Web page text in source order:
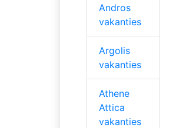
Andros
vakanties
Argolis
vakanties
Athene
Attica
vakanties